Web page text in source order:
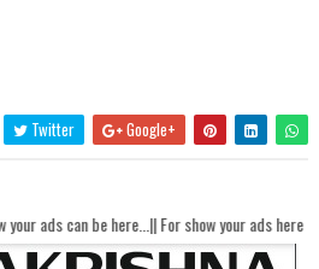
Twitter Google+
here...|| For show your ads here contact